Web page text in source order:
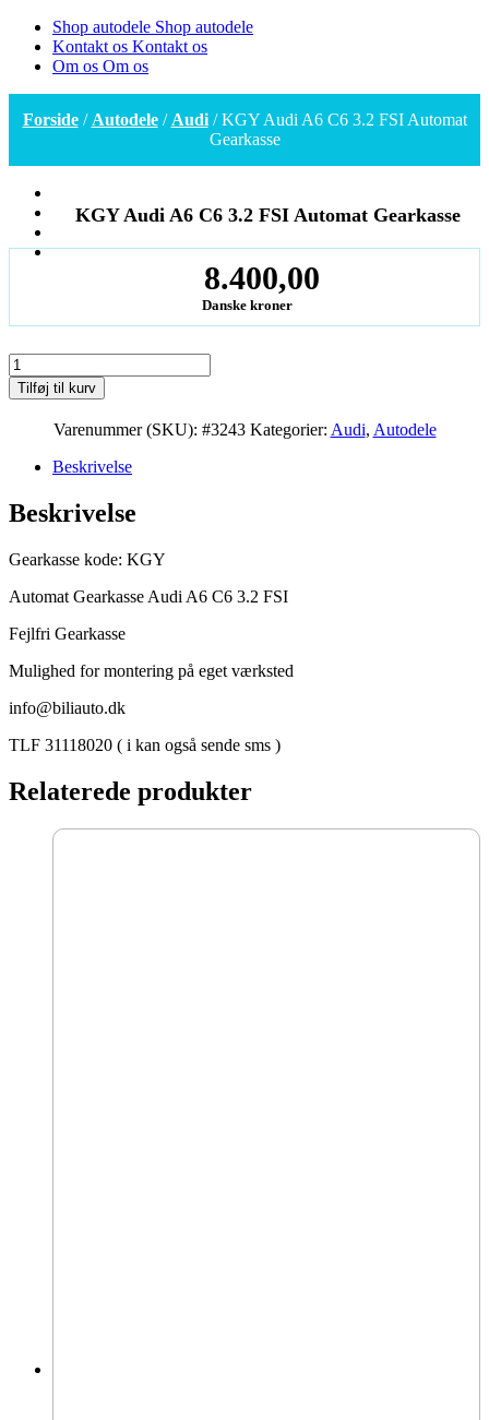
Shop autodele Shop autodele
Kontakt os Kontakt os
Om os Om os
Forside/ Autodele/ Audi/ KGY Audi A6 C6 3.2 FSI Automat
Gearkasse
KGY Audi A6 C6 3.2 FSI Automat Gearkasse
8.400,00
Danske kroner
KGY
Audi
A6
Automat
Gearkasse
antal
Tilføj til kurv
Varenummer (SKU): #3243 Kategorier: Audi, Autodele
Beskrivelse
Beskrivelse
Gearkasse kode: KGY
Automat Gearkasse Audi A6 C6 3.2 FSI
Fejlfri Gearkasse
Mulighed for montering på eget værksted
info@biliauto.dk
TLF 31118020 ( i kan også sende sms )
Relaterede produkter